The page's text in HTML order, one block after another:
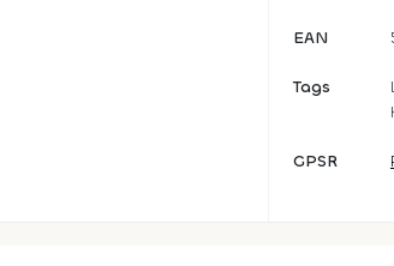
EAN
Tags
GPSR